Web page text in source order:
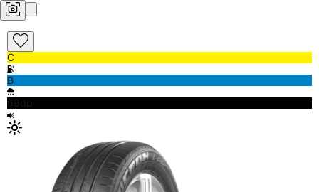
C
B
69db